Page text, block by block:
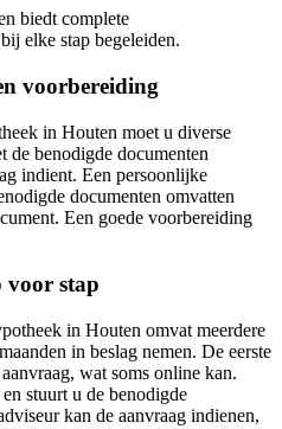
biedt complete
elke stap begeleiden.
voorbereiding
in Houten moet u diverse
de benodigde documenten
indient. Een persoonlijke
documenten omvatten
Een goede voorbereiding
voor stap
in Houten omvat meerdere
in beslag nemen. De eerste
wat soms online kan.
stuurt u de benodigde
kan de aanvraag indienen,